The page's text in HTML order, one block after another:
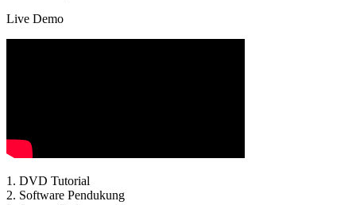
Live Demo
1. DVD Tutorial
2. Software Pendukung